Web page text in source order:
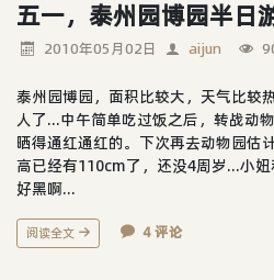
五一，泰州园博园半日
2010年05月02日 aijun
泰州园博园，面积比较大，天气比较
人了...中午简单吃过饭之后，转战动
晒得通红通红的。下次再去动物园估
高已经有110cm了，还没4周岁...小
好黑啊...
阅读全文 4 评论